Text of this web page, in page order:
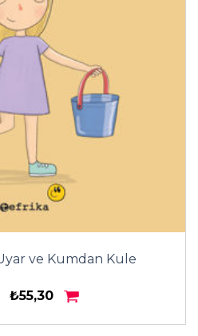
ve Kumdan Kule
₺55,30